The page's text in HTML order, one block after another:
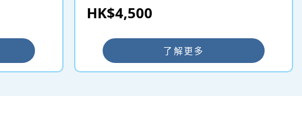
及歐盟
大、澳
15種血
6A、
19F、
HK$4,500
了解更多